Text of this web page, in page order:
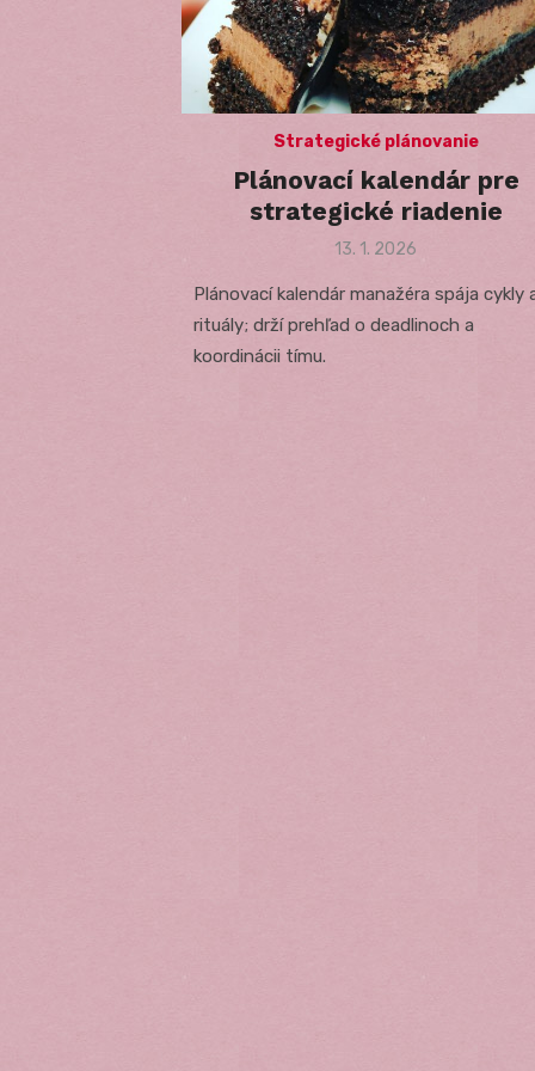
Strategické plánovanie
Plánovací kalendár pre
strategické riadenie
Posted
13. 1. 2026
Plánovací kalendár manažéra spája cykly
rituály; drží prehľad o deadlinoch a
koordinácii tímu.